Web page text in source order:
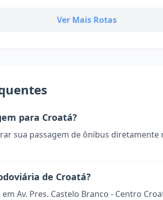
Ver Mais Rotas
para Croatá?
sua passagem de ônibus
de Croatá?
Av. Pres. Castelo Branco - Centro